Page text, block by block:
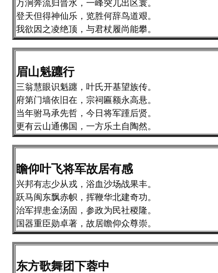
万涧奔流归晋水，一峰突兀出区寰。
登天但得神仙乐，览胜何辞鸟道艰。
我欲因之凌绝顶，与君杖履尚能攀。
眉山魁躔行
三翁慧眼识魁躔，叶氏开基望族传。
府第门墙依旧在，宗祠匾额永高悬。
当年驸马承先哲，今日将军踵后贤。
更有云山通佛国，一方乐土自陶然。
瞻仰叶飞将军故居有感
兴邦有志少从戎，浴血沙场战果丰。
跃马闽东飘赤帜，挥鞭华北建奇功。
治军捍患金汤固，参政为民社稷隆。
国器重臣勋卓著，故居瞻仰众尊崇。
东方歌舞团下蓉中